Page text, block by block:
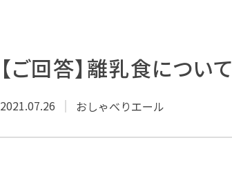
【ご回答】離乳食について
2021.07.26 おしゃべりエール